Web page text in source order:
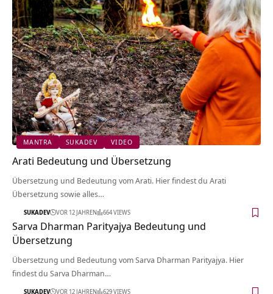
MANTRA SUKADEV VIDEO
Arati Bedeutung und Übersetzung
Übersetzung und Bedeutung vom Arati. Hier findest du Arati
Übersetzung sowie alles…
SUKADEV VOR 12 JAHREN 664 VIEWS
Sarva Dharman Parityajya Bedeutung und
Übersetzung
Übersetzung und Bedeutung vom Sarva Dharman Parityajya. Hier
findest du Sarva Dharman…
SUKADEV VOR 12 JAHREN 629 VIEWS